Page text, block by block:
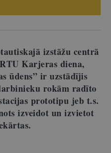
izstāžu centrā
Karjeras diena,
ūdens” ir uzstādījis
rokām radīto
prototipu jeb t.s.
izveidot un izvietot